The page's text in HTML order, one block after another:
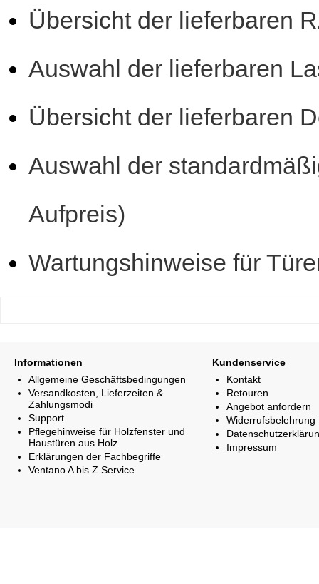
Übersicht der lieferbaren
Auswahl der lieferbaren
Übersicht der lieferbaren
Auswahl der
Aufpreis)
Wartungshinweise für
Informationen
Allgemeine Geschäftsbedingungen
Versandkosten, Lieferzeiten &
Zahlungsmodi
Support
Pflegehinweise für Holzfenster und
Haustüren aus Holz
Erklärungen der Fachbegriffe
Ventano A bis Z Service
Kundenservice
Kontakt
Retouren
Angebot anfordern
Widerrufsbelehrung
Impressum